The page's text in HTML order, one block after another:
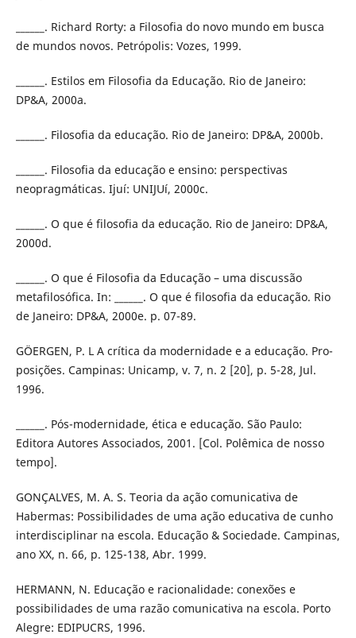
______. Richard Rorty: a Filosofia do novo mundo em busca
de mundos novos. Petrópolis: Vozes, 1999.
______. Estilos em Filosofia da Educação. Rio de Janeiro:
DP&A, 2000a.
______. Filosofia da educação. Rio de Janeiro: DP&A, 2000b.
______. Filosofia da educação e ensino: perspectivas
neopragmáticas. Ijuí: UNIJUí, 2000c.
______. O que é filosofia da educação. Rio de Janeiro: DP&A,
2000d.
______. O que é Filosofia da Educação – uma discussão
metafilosófica. In: ______. O que é filosofia da educação. Rio
de Janeiro: DP&A, 2000e. p. 07-89.
GÖERGEN, P. L A crítica da modernidade e a educação. Pro-
posições. Campinas: Unicamp, v. 7, n. 2 [20], p. 5-28, Jul.
1996.
______. Pós-modernidade, ética e educação. São Paulo:
Editora Autores Associados, 2001. [Col. Polêmica de nosso
tempo].
GONÇALVES, M. A. S. Teoria da ação comunicativa de
Habermas: Possibilidades de uma ação educativa de cunho
interdisciplinar na escola. Educação & Sociedade. Campinas,
ano XX, n. 66, p. 125-138, Abr. 1999.
HERMANN, N. Educação e racionalidade: conexões e
possibilidades de uma razão comunicativa na escola. Porto
Alegre: EDIPUCRS, 1996.